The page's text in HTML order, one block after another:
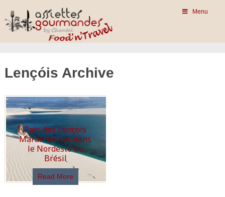
Menu
Lençóis Archive
Parc des Lençois
Maranhenses dans
le Nordeste du
Brésil
Read More